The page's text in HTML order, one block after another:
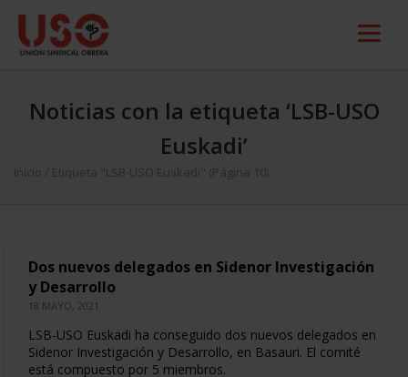
Noticias con la etiqueta ‘LSB-USO
Euskadi’
Inicio Etiqueta "LSB-USO Euskadi" (Página 10)
Dos nuevos delegados en Sidenor Investigación
y Desarrollo
18 MAYO, 2021
LSB-USO Euskadi ha conseguido dos nuevos delegados en
Sidenor Investigación y Desarrollo, en Basauri. El comité
está compuesto por 5 miembros.